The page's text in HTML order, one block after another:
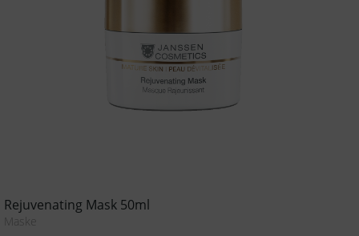
Rejuvenating Mask 50ml
Maske